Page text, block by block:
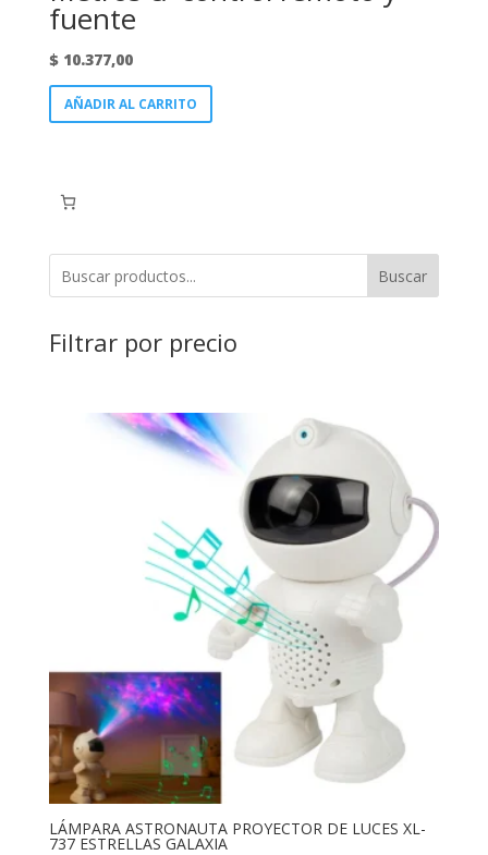
fuente
$10.377,00
AÑADIR AL CARRITO
Buscar
Filtrar por precio
LÁMPARA ASTRONAUTA PROYECTOR DE LUCES XL-
737 ESTRELLAS GALAXIA